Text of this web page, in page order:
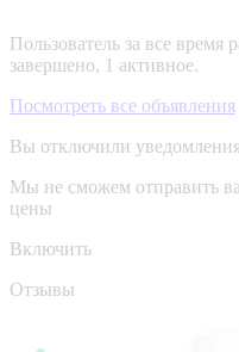
Пользователь за все время
завершено, 1 активное.
Посмотреть все объявления
Вы отключили
Мы не сможем отправить
цены
Включить
Отзывы